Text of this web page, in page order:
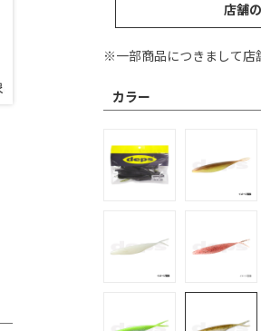
店舗
※一部商品につきまして店
カラー